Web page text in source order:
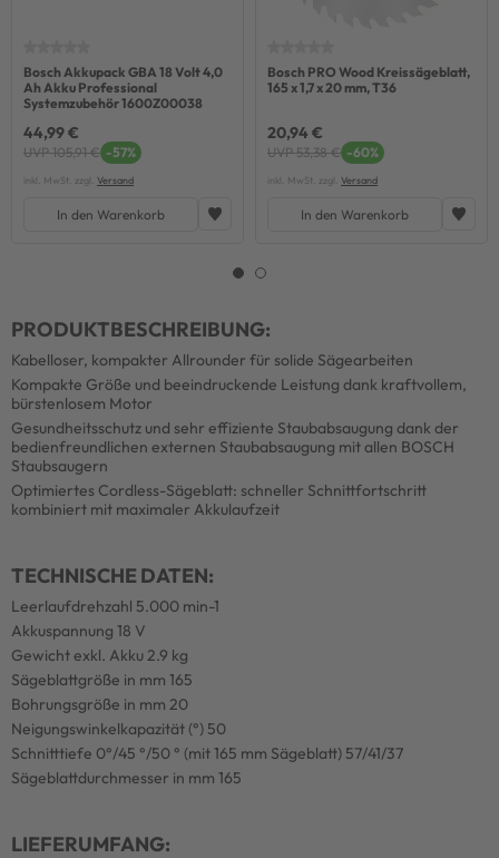
Bosch Akkupack GBA 18 Volt 4,0
Ah Akku Professional
Systemzubehör 1600Z00038
44,99 €
UVP 105,91 € -57%
inkl. MwSt. zzgl. Versand
In den Warenkorb
Bosch PRO Wood Kreissägeblatt,
165 x 1,7 x 20 mm, T36
20,94 €
UVP 53,38 € -60%
inkl. MwSt. zzgl. Versand
In den Warenkorb
PRODUKTBESCHREIBUNG:
Kabelloser, kompakter Allrounder für solide Sägearbeiten
Kompakte Größe und beeindruckende Leistung dank kraftvollem,
bürstenlosem Motor
Gesundheitsschutz und sehr effiziente Staubabsaugung dank der
bedienfreundlichen externen Staubabsaugung mit allen BOSCH
Staubsaugern
Optimiertes Cordless-Sägeblatt: schneller Schnittfortschritt
kombiniert mit maximaler Akkulaufzeit
TECHNISCHE DATEN:
Leerlaufdrehzahl 5.000 min-1
Akkuspannung 18 V
Gewicht exkl. Akku 2.9 kg
Sägeblattgröße in mm 165
Bohrungsgröße in mm 20
Neigungswinkelkapazität (°) 50
Schnitttiefe 0°/45 °/50 ° (mit 165 mm Sägeblatt) 57/41/37
Sägeblattdurchmesser in mm 165
LIEFERUMFANG: